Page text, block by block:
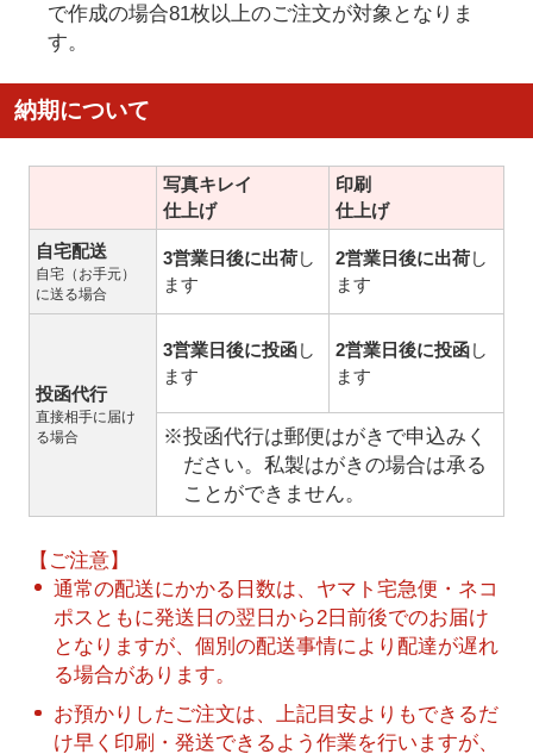
で作成の場合81枚以上のご注文が対象となりま
す。
納期について
写真キレイ
仕上げ
印刷
仕上げ
自宅配送
自宅（お手元）
に送る場合
3営業日後に出荷し
ます
2営業日後に出荷し
ます
投函代行
直接相手に届け
る場合
3営業日後に投函し
ます
2営業日後に投函し
ます
※投函代行は郵便はがきで申込みく
ださい。私製はがきの場合は承る
ことができません。
【ご注意】
通常の配送にかかる日数は、ヤマト宅急便・ネコ
ポスともに発送日の翌日から2日前後でのお届け
となりますが、個別の配送事情により配達が遅れ
る場合があります。
お預かりしたご注文は、上記目安よりもできるだ
け早く印刷・発送できるよう作業を行いますが、